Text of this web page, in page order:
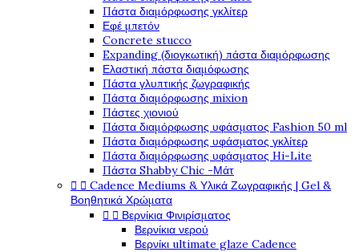
Πάστα διαμόρφωσης γκλίτερ
Εφέ μπετόν
Concrete stucco
Expanding (διογκωτική) πάστα διαμόρφωσης
Ελαστική πάστα διαμόφωσης
Πάστα γλυπτικής ζωγραφικής
Πάστα διαμόρφωσης mixion
Πάστες χιονιού
Πάστα διαμόρφωσης υφάσματος Fashion 50 ml
Πάστα διαμόρφωσης υφάσματος γκλίτερ
Πάστα διαμόρφωσης υφάσματος Hi-Lite
Πάστα Shabby Chic -Μάτ
  Cadence Mediums & Υλικά Ζωγραφικής | Gel &
Βοηθητικά Χρώματα
  Βερνίκια Φινιρίσματος
Βερνίκια νερού
Βερνίκι ultimate glaze Cadence